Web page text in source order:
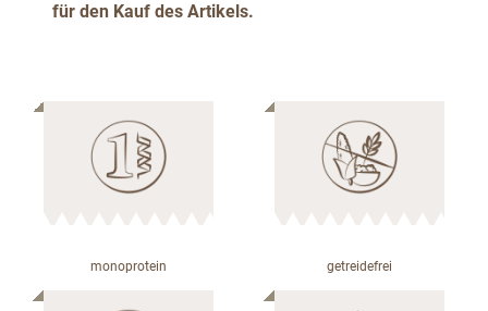
für den Kauf des Artikels.
monoprotein getreidefrei